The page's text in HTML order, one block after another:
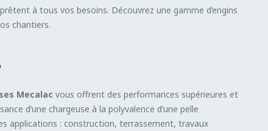
à tous vos besoins. Découvrez une gamme d’engins
chantiers.
Mecalac vous offrent des performances supérieures et
d’une chargeuse à la polyvalence d’une pelle
applications : construction, terrassement, travaux